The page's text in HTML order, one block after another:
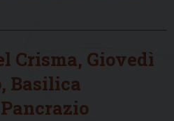
Crisma, Giovedì
Basilica